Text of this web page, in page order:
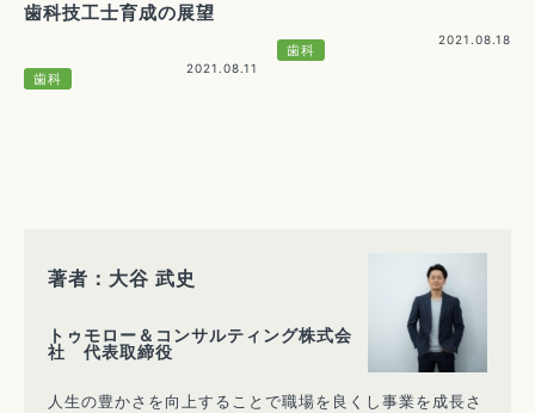
歯科技工士育成の展望
歯科
2021.08.11
歯科
2021.08.18
著者：大谷 武史
トゥモロー＆コンサルティング株式会
社 代表取締役
人生の豊かさを向上することで職場を良くし事業を成長さ